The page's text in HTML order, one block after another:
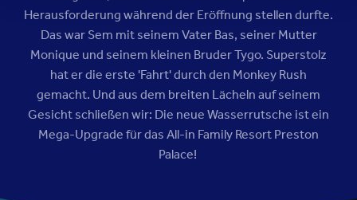
Herausforderung während der Eröffnung stellen durfte.
Das war Sem mit seinem Vater Bas, seiner Mutter
Monique und seinem kleinen Bruder Tygo. Superstolz
hat er die erste 'Fahrt' durch den Monkey Rush
gemacht. Und aus dem breiten Lächeln auf seinem
Gesicht schließen wir: Die neue Wasserrutsche ist ein
Mega-Upgrade für das All-in Family Resort Preston
Palace!